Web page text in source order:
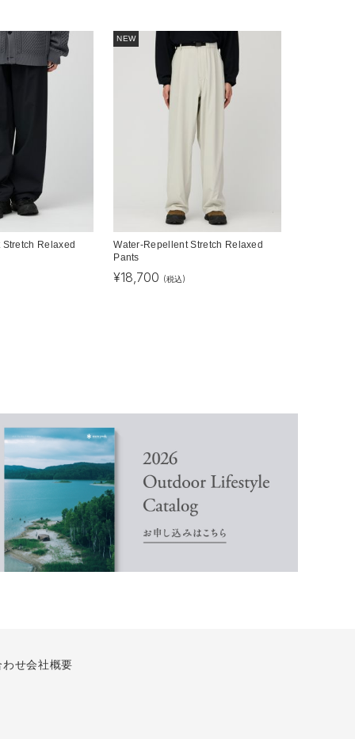
Relaxed
NEW
Water-Repellent Stretch Relaxed
Pants
¥18,700 (税込)
わせ会社概要